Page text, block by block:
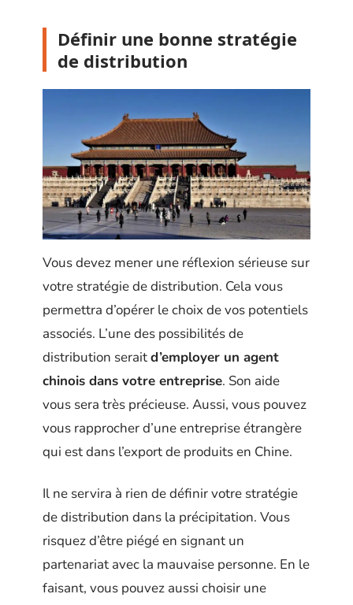
Définir une bonne stratégie
de distribution
Vous devez mener une réflexion sérieuse sur
votre stratégie de distribution. Cela vous
permettra d’opérer le choix de vos potentiels
associés. L’une des possibilités de
distribution seraitd’employer un agent
chinois dans votre entreprise. Son aide
vous sera très précieuse. Aussi, vous pouvez
vous rapprocher d’une entreprise étrangère
qui est dans l’export de produits en Chine.
Il ne servira à rien de définir votre stratégie
de distribution dans la précipitation. Vous
risquez d’être piégé en signant un
partenariat avec la mauvaise personne. En le
faisant, vous pouvez aussi choisir une